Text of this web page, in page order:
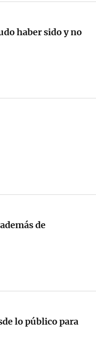
haber sido y no
de
lo público para